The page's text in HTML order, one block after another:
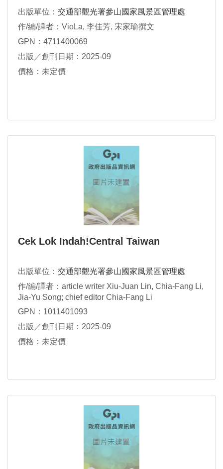
出版單位： 交通部觀光署參山國家風景區管理處
作/編/譯者：VioLa, 李佳芳, 宋家瑜撰文
GPN：4711400069
出版／創刊日期：2025-09
價格：未定價
Cek Lok Indah!Central Taiwan
出版單位： 交通部觀光署參山國家風景區管理處
作/編/譯者：article writer Xiu-Juan Lin, Chia-Fang Li,
Jia-Yu Song; chief editor Chia-Fang Li
GPN：1011401093
出版／創刊日期：2025-09
價格：未定價